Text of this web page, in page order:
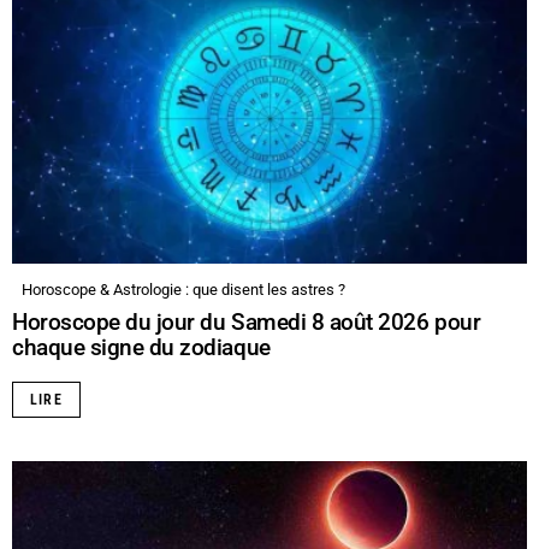
Horoscope & Astrologie : que disent les astres ?
Horoscope du jour du Samedi 8 août 2026 pour
chaque signe du zodiaque
LIRE